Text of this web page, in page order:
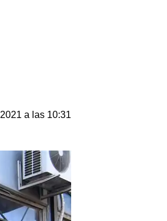
a las 10:31